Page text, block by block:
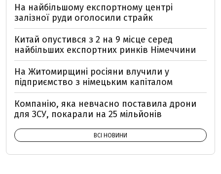
На найбільшому експортному центрі
залізної руди оголосили страйк
Китай опустився з 2 на 9 місце серед
найбільших експортних ринків Німеччини
На Житомирщині росіяни влучили у
підприємство з німецьким капіталом
Компанію, яка невчасно поставила дрони
для ЗСУ, покарали на 25 мільйонів
ВСІ НОВИНИ